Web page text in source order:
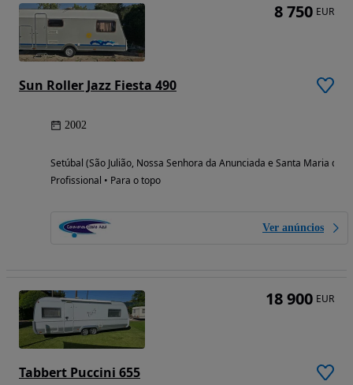
Sun Roller Jazz Fiesta 490
2002
Setúbal (São Julião, Nossa Senhora da Anunciada e Santa Maria da
Profissional • Para o topo
Ver anúncios
8 750 EUR
Tabbert Puccini 655
18 900 EUR